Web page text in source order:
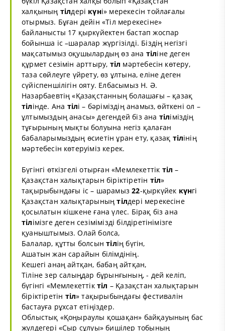
халқының тілдері күні» мерекесін тойлағалы
отырмыз. Бұған дейін «Тіл мерекесіне»
байланысты 17 қыркүйектен бастап жоспар
бойынша іс –шаралар жүргізілді. Біздің негізгі
мақсатымыз оқушылардың өз ана тіліне деген
құрмет сезімін арттыру, тіл мәртебесін көтеру,
таза сөйлеуге үйрету, өз ұлтына, еліне деген
сүйіспеншілігін ояту. Елбасымыз Н. Ә.
Назарбаевтің «Қазақстанның болашағы – қазақ
тілінде. Ана тілі – бәріміздің анамыз, өйткені ол –
ұлтымыздың анасы» дегендей біз ана тіліміздің
тұғырының мықты болуына негіз қалаған
бабаларымыздың өсиетін ұран ету, қазақ тілінің
мәртебесін көтеруіміз керек.
Бүгінгі өткізгелі отырған «Мемлекеттік тіл –
Қазақстан халықтарын біріктіретін тіл»
тақырыбындағы іс – шарамыз22-қыркүйек күнгі
Қазақстан халықтарыныңтілдері мерекесіне
қосылатын кішкене ғана үлес. Бірақ біз ана
тілімізге деген сезімімізді білдіретінімізге
қуаныштымыз. Олай болса,
Балалар, құтты болсынтілің бүгін,
Ашатын жан сарайын білімдінің.
Кешегі анаң айтқан, бабаң айтқан,
Тіліне зер салыңдар бұрынғының, - дей келіп,
бүгінгі «Мемлекеттіктіл – Қазақстан халықтарын
біріктіретін тіл» тақырыбындағы фестивалін
бастауға рұхсат етіңіздер.
Облыстық «Қоңыраулы қошақан» байқауының бас
жүлдегері «Сыр сұлуы» бишілер тобының